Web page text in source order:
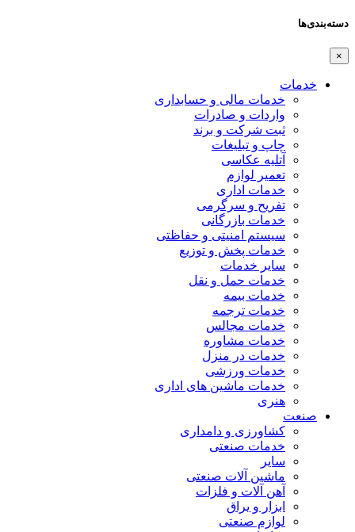
دسته‌بندی‌ها
×
خدمات
خدمات مالی و حسابداری
واردات و صادرات
ثبت شرکت و برند
چاپ و تبلیغات
آتلیه عکاسی
تعمیر لوازم
خدمات اداری
تفریح و سرگرمی
خدمات بازرگانی
سیستم امنیتی و حفاظتی
خدمات پخش و توزیع
سایر خدمات
خدمات حمل و نقل
خدمات بیمه
خدمات ترجمه
خدمات مجالس
خدمات مشاوره
خدمات در منزل
خدمات ورزشی
خدمات ماشین های اداری
هنری
صنعت
کشاورزی و دامداری
خدمات صنعتی
سایر
ماشین آلات صنعتی
آهن آلات و فلزات
ابزار و یراق
لوازم صنعتی